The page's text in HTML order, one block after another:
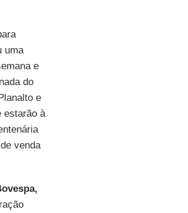
uma
e
do
e
estarão à
venda